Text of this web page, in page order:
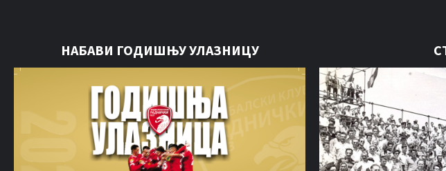
НАБАВИ ГОДИШЊУ УЛАЗНИЦУ